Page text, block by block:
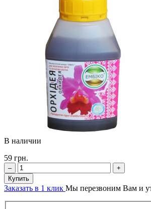
В наличии
59 грн.
–
+
Купить
Заказать в 1 клик Мы перезвоним Вам и